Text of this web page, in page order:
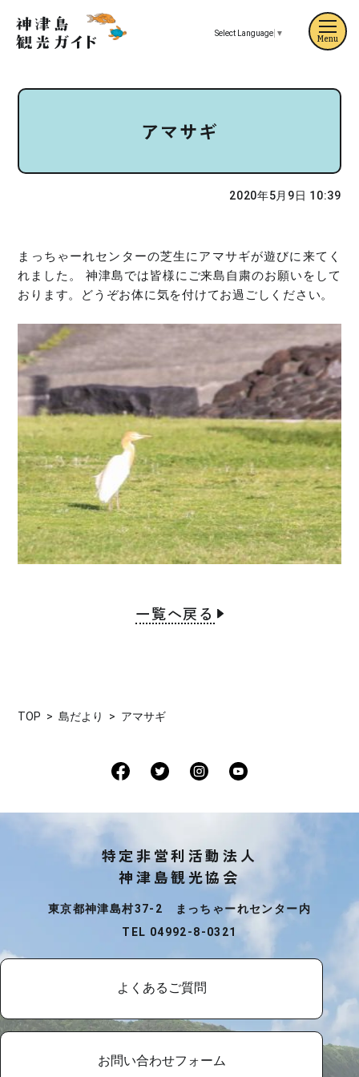
Select Language ▼
アマサギ
2020年5月9日 10:39
まっちゃーれセンターの芝生にアマサギが遊びに来てく
れました。 神津島では皆様にご来島自粛のお願いをして
おります。どうぞお体に気を付けてお過ごしください。
一覧へ戻る
TOP 島だより アマサギ
特定非営利活動法人
神津島観光協会
東京都神津島村37-2 まっちゃーれセンター内
TEL 04992-8-0321
よくあるご質問
お問い合わせフォーム
Menu